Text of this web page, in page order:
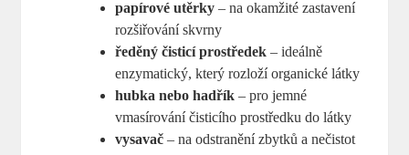
papírové utěrky – na okamžité zastavení
rozšiřování skvrny
ředěný čisticí prostředek – ideálně
enzymatický, který rozloží organické látky
hubka nebo hadřík – pro jemné
vmasírování čisticího prostředku do látky
vysavač – na odstranění zbytků a nečistot